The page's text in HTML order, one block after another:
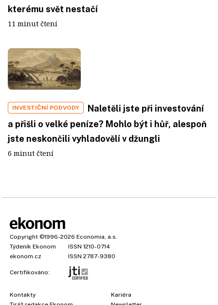
kterému svět nestačí
11 minut čtení
INVESTIČNÍ PODVODY
Naletěli jste při investování
a přišli o velké peníze? Mohlo být i hůř, alespoň
jste neskončili vyhladovělí v džungli
6 minut čtení
Copyright ©1996-2026 Economia, a.s.
Týdeník Ekonom
ISSN 1210-0714
ekonom.cz
ISSN 2787-9380
Certifikováno:
Kontakty
Kariéra